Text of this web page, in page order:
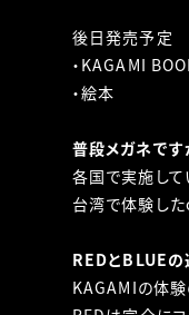
後日発売予定
・KAGAMI
・絵本
普段メガネです
各国で実施して
台湾で体験し
REDとBLUEの
KAGAMIの体験